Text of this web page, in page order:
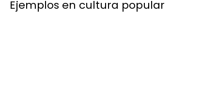
Ejemplos en cultura popular